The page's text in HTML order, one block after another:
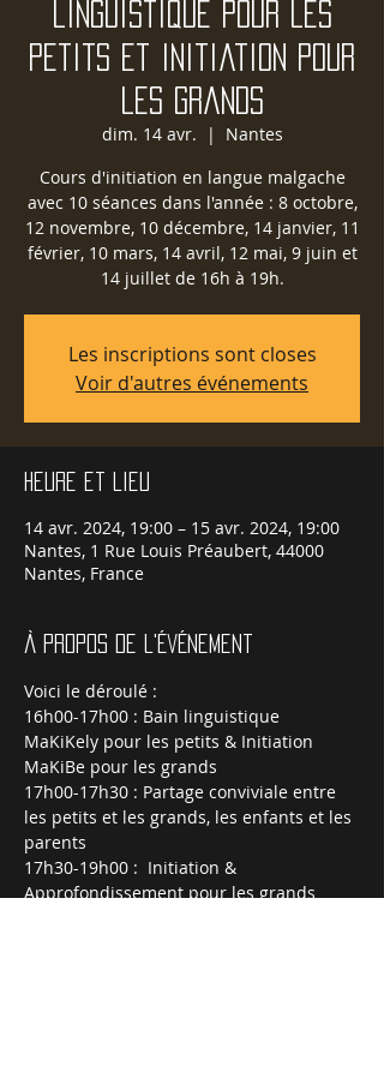
linguistique pour les
petits et initiation pour
les grands
dim. 14 avr.
  |
Nantes
Cours d'initiation en langue malgache
avec 10 séances dans l'année : 8 octobre,
12 novembre, 10 décembre, 14 janvier, 11
février, 10 mars, 14 avril, 12 mai, 9 juin et
14 juillet de 16h à 19h.
Les inscriptions sont closes
Voir d'autres événements
Heure et lieu
14 avr. 2024, 19:00 – 15 avr. 2024, 19:00
Nantes, 1 Rue Louis Préaubert, 44000
Nantes, France
À propos de l'événement
Voici le déroulé :
16h00-17h00 : Bain linguistique
MaKiKely pour les petits & Initiation
MaKiBe pour les grands
17h00-17h30 : Partage conviviale entre
les petits et les grands, les enfants et les
parents
17h30-19h00 :  Initiation &
Approfondissement pour les grands